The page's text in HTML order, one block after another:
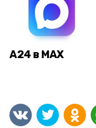
А24 в MAX